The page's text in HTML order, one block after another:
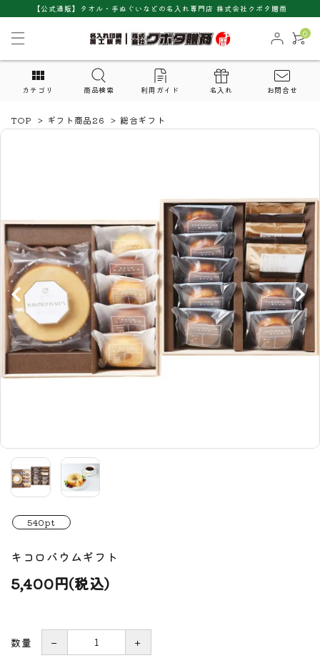
【公式通販】タオル・手ぬぐいなどの名入れ専門店 株式会社クボタ贈商
0
カテゴリ 商品検索 利用ガイド 名入れ お問合せ
TOP > ギフト商品26 > 総合ギフト
540pt
キコロバウムギフト
5,400円(税込)
数量 － ＋